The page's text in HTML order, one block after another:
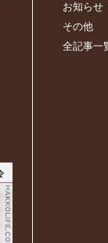
お知らせ
その他
全記事一